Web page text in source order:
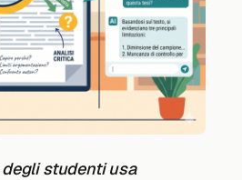
studenti usa